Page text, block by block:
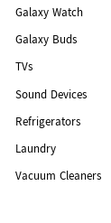
Galaxy Watch
Galaxy Buds
TVs
Sound Devices
Refrigerators
Laundry
Vacuum Cleaners